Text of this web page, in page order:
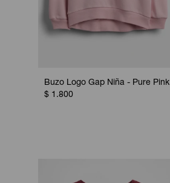
Buzo Logo Gap Niña - Pure Pink
$ 1.800